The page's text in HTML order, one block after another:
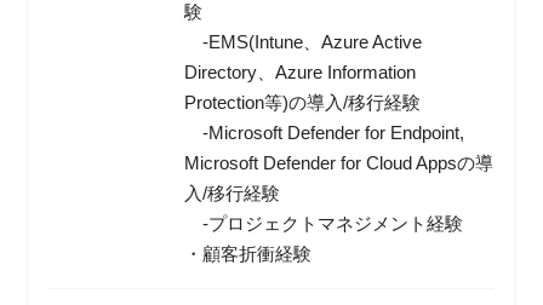
験
-EMS(Intune、Azure Active
Directory、Azure Information
Protection等)の導入/移行経験
-Microsoft Defender for Endpoint,
Microsoft Defender for Cloud Appsの導
入/移行経験
-プロジェクトマネジメント経験
・顧客折衝経験